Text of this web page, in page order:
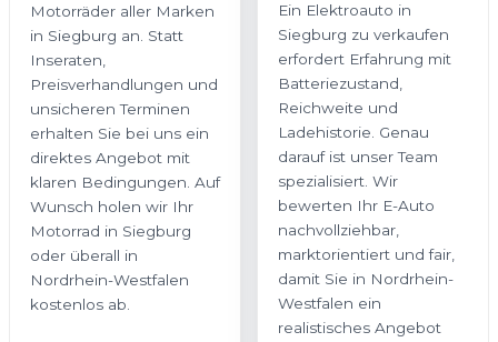
Motorräder aller Marken
in Siegburg an. Statt
Inseraten,
Preisverhandlungen und
unsicheren Terminen
erhalten Sie bei uns ein
direktes Angebot mit
klaren Bedingungen. Auf
Wunsch holen wir Ihr
Motorrad in Siegburg
oder überall in
Nordrhein-Westfalen
kostenlos ab.
Ein Elektroauto in
Siegburg zu verkaufen
erfordert Erfahrung mit
Batteriezustand,
Reichweite und
Ladehistorie. Genau
darauf ist unser Team
spezialisiert. Wir
bewerten Ihr E-Auto
nachvollziehbar,
marktorientiert und fair,
damit Sie in Nordrhein-
Westfalen ein
realistisches Angebot